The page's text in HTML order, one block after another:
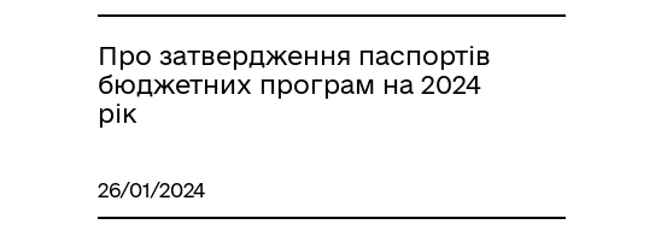
Про затвердження паспортів
бюджетних програм на 2024
рік
26/01/2024